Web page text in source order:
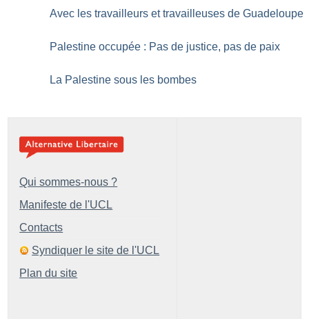
Avec les travailleurs et travailleuses de Guadeloupe
Palestine occupée : Pas de justice, pas de paix
La Palestine sous les bombes
Qui sommes-nous ?
Manifeste de l'UCL
Contacts
Syndiquer le site de l'UCL
Plan du site